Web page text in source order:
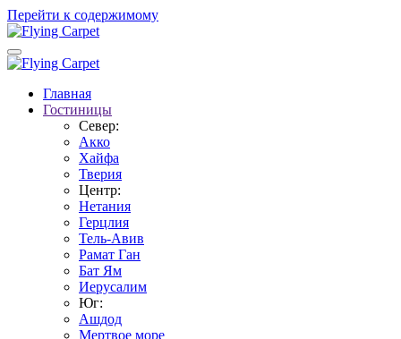
Перейти к содержимому
Главная
Гостиницы
Север:
Акко
Хайфа
Тверия
Центр:
Нетания
Герцлия
Тель-Авив
Рамат Ган
Бат Ям
Иерусалим
Юг:
Ашдод
Мертвое море